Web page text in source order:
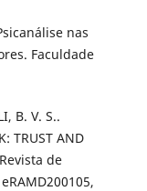
nas
Faculdade
B. V. S..
TRUST AND
de